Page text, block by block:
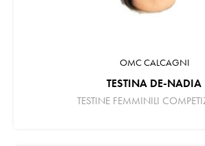
OMC CALCAGNI
TESTINA DE-NADIA
TESTINE FEMMINILI